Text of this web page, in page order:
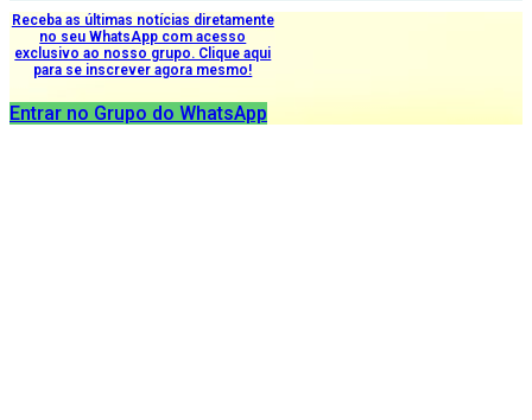
Receba as últimas notícias diretamente
no seu WhatsApp com acesso
exclusivo ao nosso grupo. Clique aqui
para se inscrever agora mesmo!
Entrar no Grupo do WhatsApp